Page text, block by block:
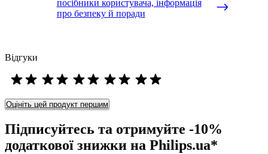
посібники користувача, інформація
про безпеку й поради
Відгуки
Оцініть цей продукт першим
Підписуйтесь та отримуйте -10%
додаткової знижки на Philips.ua*